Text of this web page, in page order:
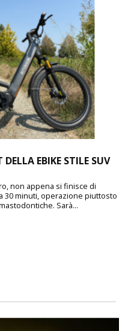
EBIKE STILE SUV
non appena si finisce di
30 minuti, operazione piuttosto
Sarà...